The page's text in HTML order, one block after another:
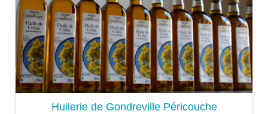
Huilerie de Gondreville Péricouche